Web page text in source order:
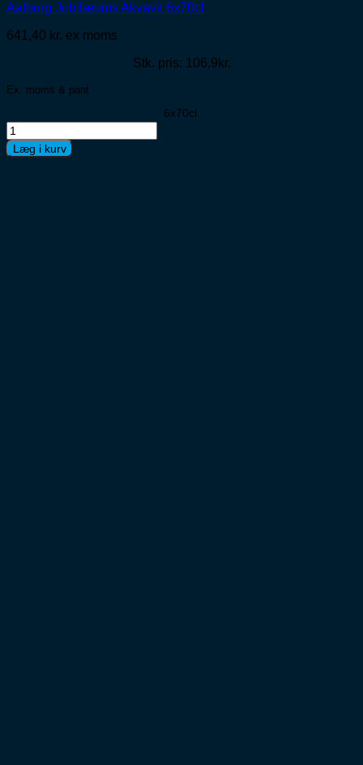
Aalborg Jubilæums Akvavit 6x70cl
641,40 kr. ex moms
Stk. pris: 106,9kr.
Ex. moms & pant
6x70cl.
Aalborg
Jubilæums
Akvavit
Læg i kurv